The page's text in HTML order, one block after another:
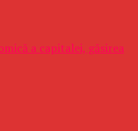
a capitalei, găsirea